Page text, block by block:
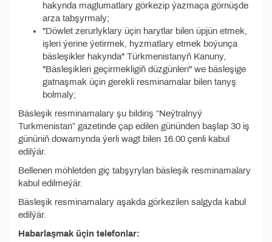
hakynda maglumatlary görkezip ýazmaça görnüşde
arza tabşyrmaly;
"Döwlet zerurlyklary üçin harytlar bilen üpjün etmek,
işleri ýerine ýetirmek, hyzmatlary etmek boýunça
bäsleşikler hakynda" Türkmenistanyň Kanuny,
"Bäsleşikleri geçirmekligiň düzgünleri" we bäsleşige
gatnaşmak üçin gerekli resminamalar bilen tanyş
bolmaly;
Bäsleşik resminamalary şu bildiriş “Neýtralnyý
Turkmenistan” gazetinde çap edilen gününden başlap 30 iş
gününiň dowamynda ýerli wagt bilen 16.00 çenli kabul
edilýär.
Bellenen möhletden giç tabşyrylan bäsleşik resminamalary
kabul edilmeýär.
Bäsleşik resminamalary aşakda görkezilen salgyda kabul
edilýär.
Habarlaşmak üçin telefonlar: